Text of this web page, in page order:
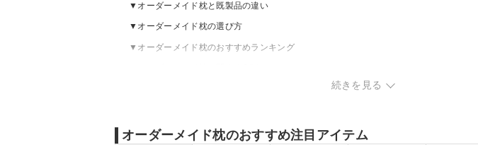
オーダーメイド枕と既製品の違い
オーダーメイド枕の選び方
オーダーメイド枕のおすすめランキング
続きを見る
オーダーメイド枕のおすすめ注目アイテム